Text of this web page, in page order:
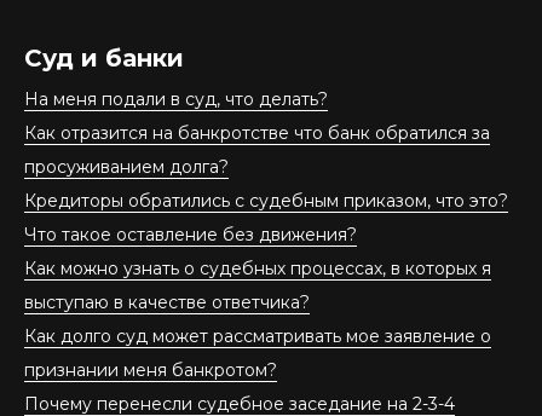
Суд и банки
На меня подали в суд, что делать?
Как отразится на банкротстве что банк обратился за
просуживанием долга?
Кредиторы обратились с судебным приказом, что это?
Что такое оставление без движения?
Как можно узнать о судебных процессах, в которых я
выступаю в качестве ответчика?
Как долго суд может рассматривать мое заявление о
признании меня банкротом?
Почему перенесли судебное заседание на 2-3-4